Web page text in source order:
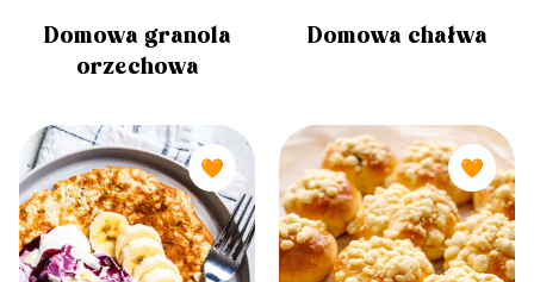
Domowa granola
orzechowa
Domowa chałwa
🧡 🧡